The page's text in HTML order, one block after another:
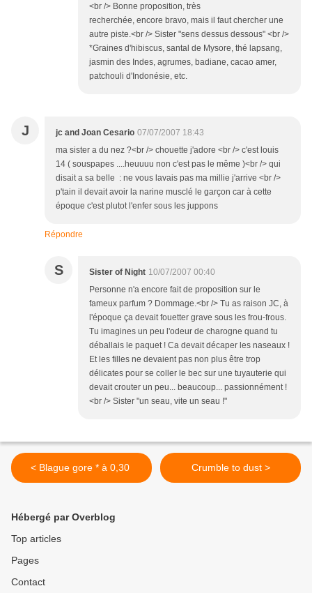
<br /> Bonne proposition, très
recherchée, encore bravo, mais il faut chercher une
autre piste.<br /> Sister "sens dessus dessous" <br />
*Graines d'hibiscus, santal de Mysore, thé lapsang,
jasmin des Indes, agrumes, badiane, cacao amer,
patchouli d'Indonésie, etc.
J jc and Joan Cesario 07/07/2007 18:43
ma sister a du nez ?<br /> chouette j'adore <br /> c'est louis
14 ( souspapes ....heuuuu non c'est pas le même )<br /> qui
disait a sa belle : ne vous lavais pas ma millie j'arrive <br />
p'tain il devait avoir la narine musclé le garçon car à cette
époque c'est plutot l'enfer sous les juppons
Répondre
S Sister of Night 10/07/2007 00:40
Personne n'a encore fait de proposition sur le
fameux parfum ? Dommage.<br /> Tu as raison JC, à
l'époque ça devait fouetter grave sous les frou-frous.
Tu imagines un peu l'odeur de charogne quand tu
déballais le paquet ! Ca devait décaper les naseaux !
Et les filles ne devaient pas non plus être trop
délicates pour se coller le bec sur une tuyauterie qui
devait crouter un peu... beaucoup... passionnément !
<br /> Sister "un seau, vite un seau !"
< Blague gore * à 0,30  Crumble to dust >
Hébergé par Overblog
Top articles
Pages
Contact